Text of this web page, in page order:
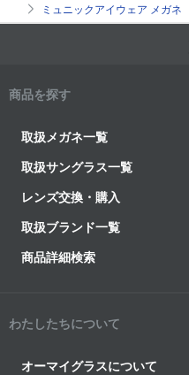
ミュニックアイウェア メガネ
商品を探す
取扱メガネ一覧
取扱サングラス一覧
レンズ交換・購入
取扱ブランド一覧
商品詳細検索
わたしたちについて
オーマイグラスについて